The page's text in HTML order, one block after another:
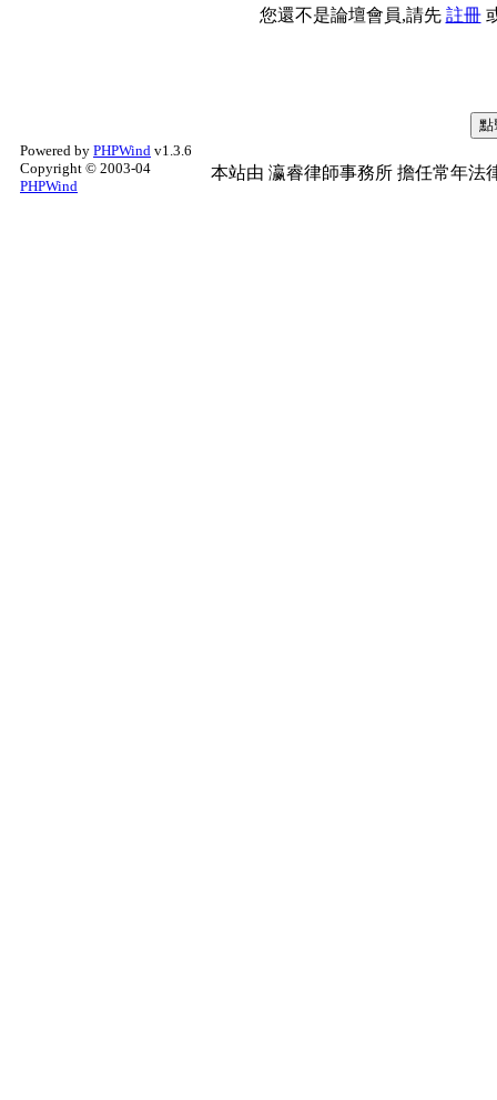
您還不是論壇會員,請先 註冊
Powered by PHPWind v1.3.6
Copyright © 2003-04
PHPWind
本站由 瀛睿律師事務所 擔任常年法